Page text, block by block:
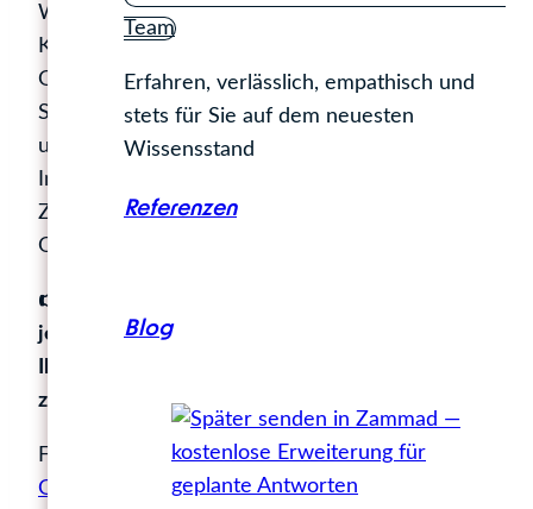
Team
Erfahren, verlässlich, empathisch und
stets für Sie auf dem neuesten
Wissensstand
Referenzen
Blog
Wir bei BM1 entwickeln für daran interessierte
Kunden Content, der beides ist: SEO-stark und
GEO-fähig. Wir denken Suchmaschinen und KI-
Systeme gemeinsam; strategisch, redaktionell
und technisch. So stellen wir sicher, dass Ihre
Inhalte auch in Zukunft dort erscheinen, wo Ihre
Zielgruppen suchen: in Suchergebnissen, in AI
Overviews, in Chatbots.
👉 Lassen Sie uns sprechen! Vereinbaren Sie
jetzt einenkostenfreien Infotermin
zusammenspielen können.
Falls Sie das übrigens besonders interessiert:
Google AI Overviews haben wir im BM1-Blog